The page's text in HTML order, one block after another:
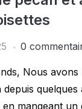
0
Nous avons
quelques
en mangeant un